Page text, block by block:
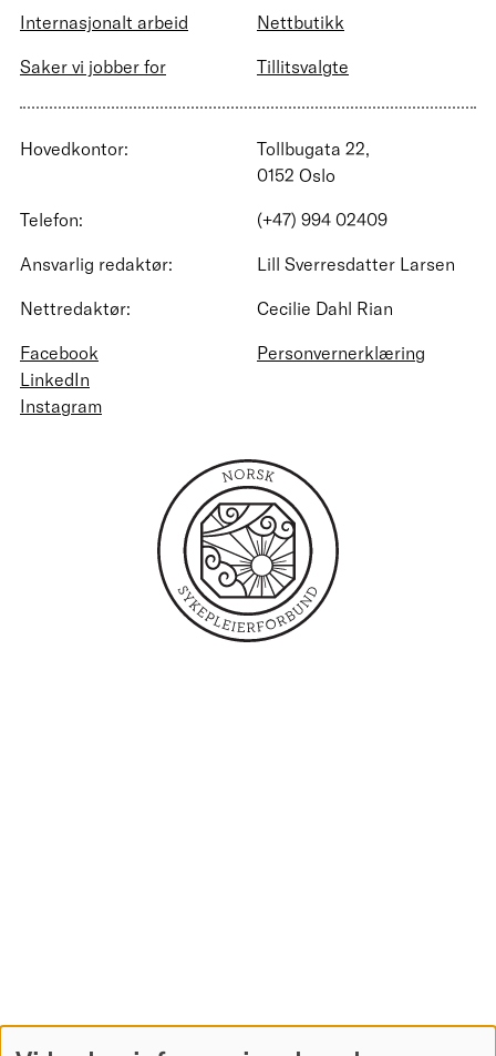
Internasjonalt arbeid
Nettbutikk
Saker vi jobber for
Tillitsvalgte
Hovedkontor:
Tollbugata 22,
0152 Oslo
Telefon:
(+47) 994 02409
Ansvarlig redaktør:
Lill Sverresdatter Larsen
Nettredaktør:
Cecilie Dahl Rian
Facebook
LinkedIn
Instagram
Personvernerklæring